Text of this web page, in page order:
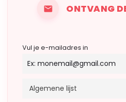
ONTVANG
Vul je e-mailadres in